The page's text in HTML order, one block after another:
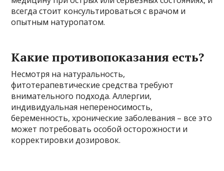
всегда стоит консультироваться с врачом и
опытным натуропатом.
Какие противопоказания есть?
Несмотря на натуральность,
фитотерапевтические средства требуют
внимательного подхода. Аллергии,
индивидуальная непереносимость,
беременность, хронические заболевания – все это
может потребовать особой осторожности и
корректировки дозировок.